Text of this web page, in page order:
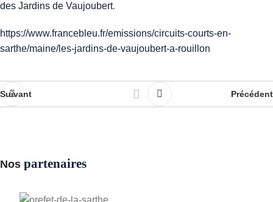
des Jardins de Vaujoubert.
https://www.francebleu.fr/emissions/circuits-courts-en-
sarthe/maine/les-jardins-de-vaujoubert-a-rouillon
Suivant Précédent
Nos partenaires